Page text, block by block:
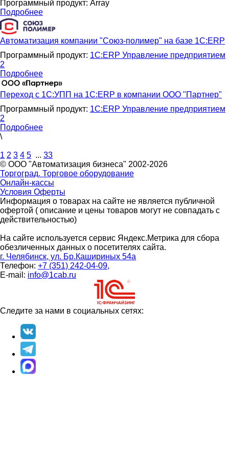
Программный продукт: Array
Подробнее
Автоматизация компании "Союз-полимер" на базе 1С:ERP
Программный продукт: 1С:ERP Управление предприятием
2
Подробнее
Переход с 1С:УПП на 1С:ERP в компании ООО "Партнер"
Программный продукт: 1С:ERP Управление предприятием
2
Подробнее
\
1 2 3 4 5 ... 33
© ООО "Автоматизация бизнеса" 2002-2026
Торгоград. Торговое оборудование
Онлайн-кассы
Условия Оферты
Информация о товарах на сайте не является публичной
офертой ( описание и цены товаров могут не совпадать с
действительностью)
На сайте используется сервис Яндекс.Метрика для сбора
обезличенных данных о посетителях сайта.
г. Челябинск, ул. Бр.Кашириных 54а
Телефон: +7 (351) 242-04-09,
E-mail: info@1cab.ru
Следите за нами в социальных сетях: